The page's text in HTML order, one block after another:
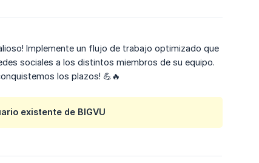
Implemente un flujo de trabajo optimizado que
sociales a los distintos miembros de su equipo.
los plazos! 💪🔥
existente de BIGVU